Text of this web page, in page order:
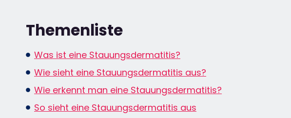
Themenliste
Was ist eine Stauungsdermatitis?
Wie sieht eine Stauungsdermatitis aus?
Wie erkennt man eine Stauungsdermatitis?
So sieht eine Stauungsdermatitis aus